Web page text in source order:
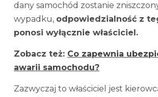
dany samochód zostanie
wypadku, odpowiedzialność z
ponosi wyłącznie właściciel.
Zobacz też: Co zapewnia
awarii samochodu?
Zazwyczaj to właściciel jest